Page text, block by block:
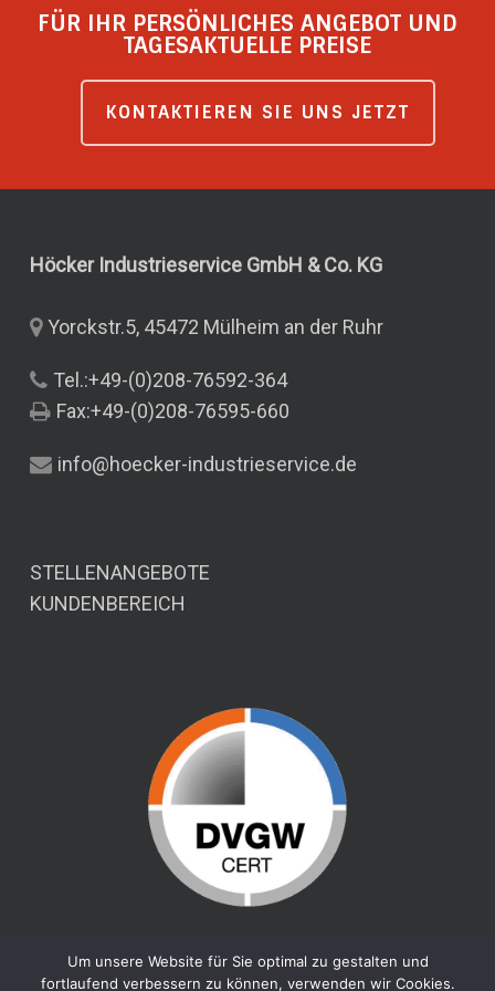
FÜR IHR PERSÖNLICHES ANGEBOT UND
TAGESAKTUELLE PREISE
KONTAKTIEREN SIE UNS JETZT
Höcker Industrieservice GmbH & Co. KG
Yorckstr.5, 45472 Mülheim an der Ruhr
Tel.:+49-(0)208-76592-364
Fax:+49-(0)208-76595-660
info@hoecker-industrieservice.de
STELLENANGEBOTE
KUNDENBEREICH
Um unsere Website für Sie optimal zu gestalten und
fortlaufend verbessern zu können, verwenden wir Cookies.